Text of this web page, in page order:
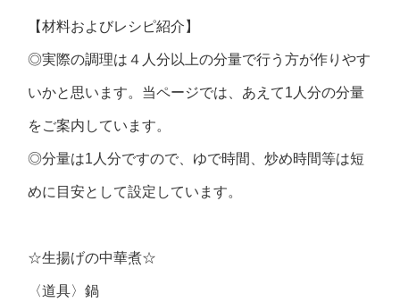
【材料およびレシピ紹介】
◎実際の調理は４人分以上の分量で行う方が作りやす
いかと思います。当ページでは、あえて1人分の分量
をご案内しています。
◎分量は1人分ですので、ゆで時間、炒め時間等は短
めに目安として設定しています。
☆生揚げの中華煮☆
〈道具〉鍋